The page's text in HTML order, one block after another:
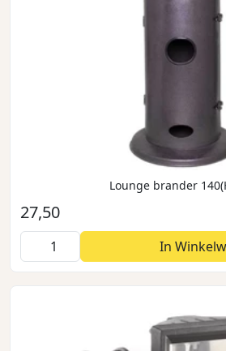
Lounge brander
27,50
In